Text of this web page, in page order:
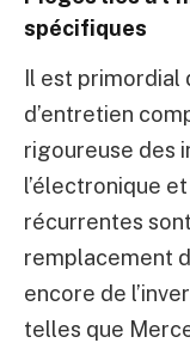
spécifiques
Il est
d’entretien
rigoureuse des
l’électronique
récurrentes
remplacement
encore de
telles que